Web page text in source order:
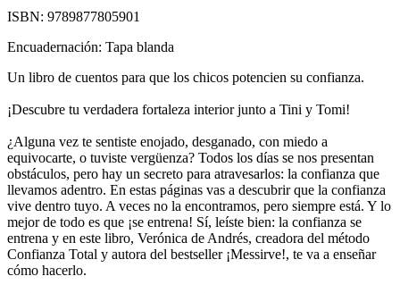
ISBN: 9789877805901
Encuadernación: Tapa blanda
Un libro de cuentos para que los chicos potencien su confianza.
¡Descubre tu verdadera fortaleza interior junto a Tini y Tomi!
¿Alguna vez te sentiste enojado, desganado, con miedo a
equivocarte, o tuviste vergüenza? Todos los días se nos presentan
obstáculos, pero hay un secreto para atravesarlos: la confianza que
llevamos adentro. En estas páginas vas a descubrir que la confianza
vive dentro tuyo. A veces no la encontramos, pero siempre está. Y lo
mejor de todo es que ¡se entrena! Sí, leíste bien: la confianza se
entrena y en este libro, Verónica de Andrés, creadora del método
Confianza Total y autora del bestseller ¡Messirve!, te va a enseñar
cómo hacerlo.